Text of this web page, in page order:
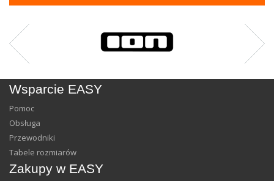
Wsparcie EASY
Pomoc
Obsługa
Przewodniki
Tabele rozmiarów
Zakupy w EASY